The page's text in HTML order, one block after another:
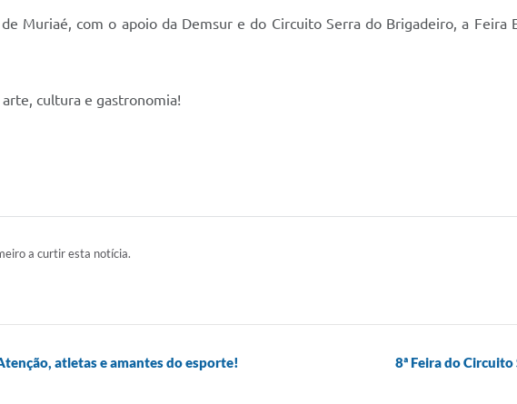
Muriaé, com o apoio da Demsur e do Circuito Serra do Brigadeiro, a Feira
cultura e gastronomia!
a curtir esta notícia.
atletas e amantes do esporte! 8ª Feira do